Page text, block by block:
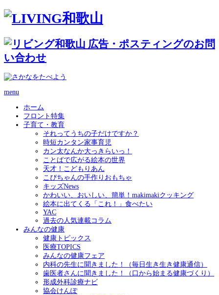
menu
ホーム
フロント特集
子育て・教育
それってうちの子だけですか？
時短カンタン家事育児
カン太なんか大っきらいっ！
ことばで広がる絵本の世界
天才！こどもりあん
こぴちゃんの手作りおもちゃ
キッズNews
かわいい、おいしい、簡単！makimakiクッキング
絵本に出てくる「これ！」食べたい
YAC
過去の人気連載コラム
みんなの健康
健康トピックス
医療TOPICS
みんなの健康フェア
内科の先生に聞きました！（毎日生き生き健康通信）
歯医者さんに聞きました！（口から始まる健康づくり）
形成外科診療ナビ
協会けんぽ